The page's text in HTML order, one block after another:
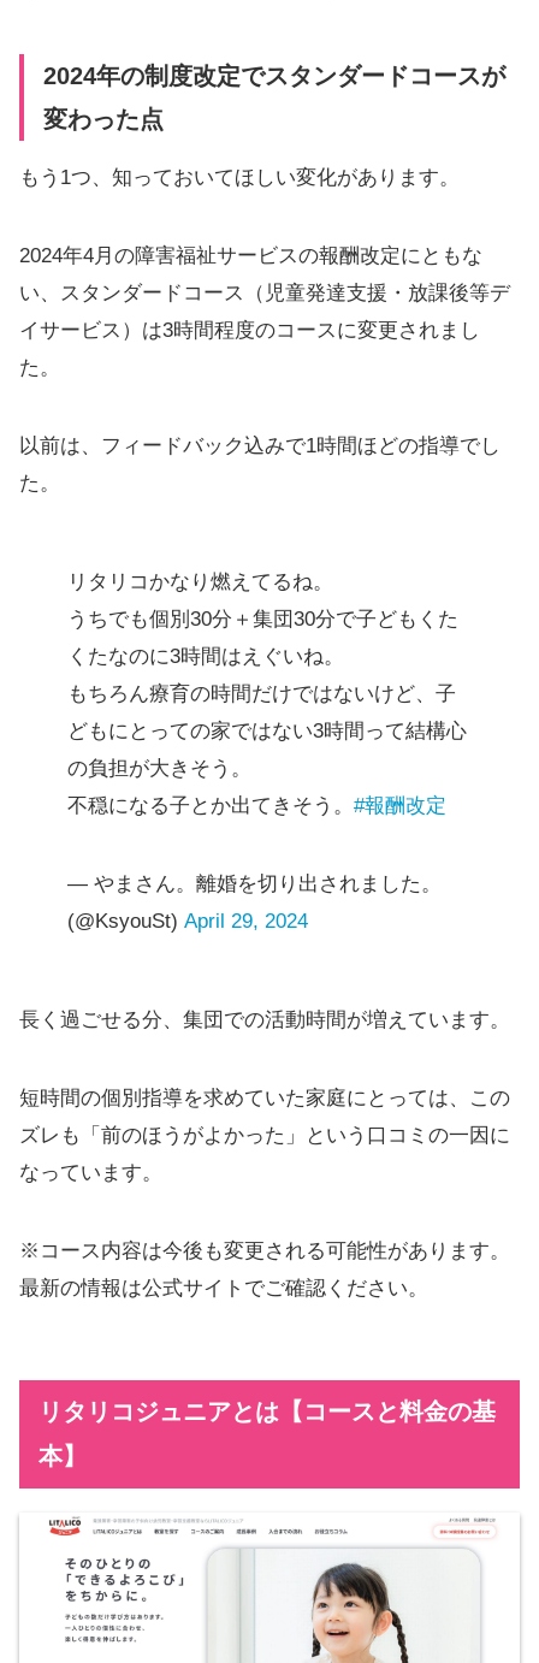
2024年の制度改定でスタンダードコースが
変わった点
もう1つ、知っておいてほしい変化があります。
2024年4月の障害福祉サービスの報酬改定にともな
い、スタンダードコース（児童発達支援・放課後等デ
イサービス）は3時間程度のコースに変更されまし
た。
以前は、フィードバック込みで1時間ほどの指導でし
た。
リタリコかなり燃えてるね。
うちでも個別30分＋集団30分で子どもくた
くたなのに3時間はえぐいね。
もちろん療育の時間だけではないけど、子
どもにとっての家ではない3時間って結構心
の負担が大きそう。
不穏になる子とか出てきそう。 #報酬改定
— やまさん。離婚を切り出されました。
(@KsyouSt) April 29, 2024
長く過ごせる分、集団での活動時間が増えています。
短時間の個別指導を求めていた家庭にとっては、この
ズレも「前のほうがよかった」という口コミの一因に
なっています。
※コース内容は今後も変更される可能性があります。
最新の情報は公式サイトでご確認ください。
リタリコジュニアとは【コースと料金の基
本】